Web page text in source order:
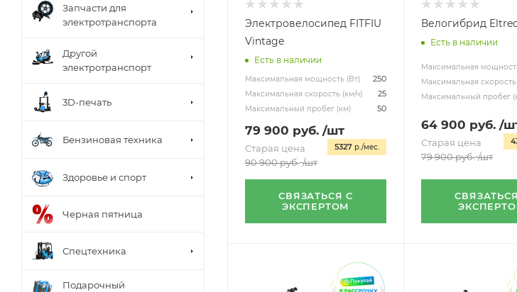
Электровелосипед FITFIU
Vintage
Есть в наличии
Максимальная мощность (Вт) 250
Максимальная скорость (км/ч) 25
Максимальный пробег (км) 50
79 900 руб. /шт
5327 р./мес.
Старая цена
90 900руб. /шт
СВЯЗАТЬСЯ С
ЭКСПЕРТОМ
Велогибрид
Есть в наличии
Максимальная
Максимальная скорость
Максимальный пробег
64 900 руб. /
Старая цена
79 900руб. /шт
Запчасти для
электротранспорта
Другой
электротранспорт
3D-печать
Бензиновая техника
Здоровье и спорт
Черная пятница
Спецтехника
Подарочный